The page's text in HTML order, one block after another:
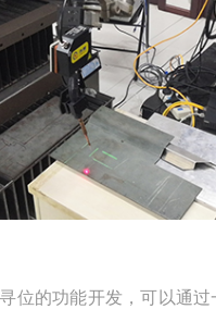
位的功能开发，可以通